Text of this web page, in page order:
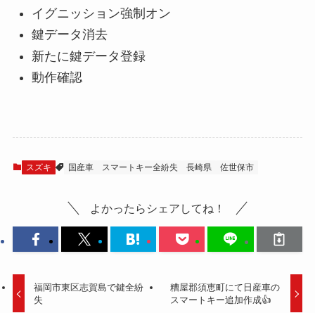
イグニッション強制オン
鍵データ消去
新たに鍵データ登録
動作確認
スズキ 国産車 スマートキー全紛失 長崎県 佐世保市
よかったらシェアしてね！
福岡市東区志賀島で鍵全紛
失
糟屋郡須恵町にて日産車の
スマートキー追加作成👍